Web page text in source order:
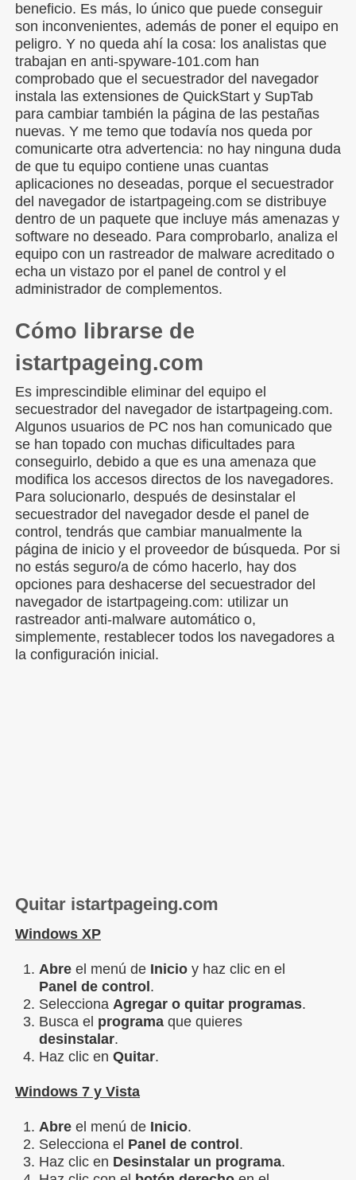
beneficio. Es más, lo único que puede conseguir
son inconvenientes, además de poner el equipo en
peligro. Y no queda ahí la cosa: los analistas que
trabajan en anti-spyware-101.com han
comprobado que el secuestrador del navegador
instala las extensiones de QuickStart y SupTab
para cambiar también la página de las pestañas
nuevas. Y me temo que todavía nos queda por
comunicarte otra advertencia: no hay ninguna duda
de que tu equipo contiene unas cuantas
aplicaciones no deseadas, porque el secuestrador
del navegador de istartpageing.com se distribuye
dentro de un paquete que incluye más amenazas y
software no deseado. Para comprobarlo, analiza el
equipo con un rastreador de malware acreditado o
echa un vistazo por el panel de control y el
administrador de complementos.
Cómo librarse de
istartpageing.com
Es imprescindible eliminar del equipo el
secuestrador del navegador de istartpageing.com.
Algunos usuarios de PC nos han comunicado que
se han topado con muchas dificultades para
conseguirlo, debido a que es una amenaza que
modifica los accesos directos de los navegadores.
Para solucionarlo, después de desinstalar el
secuestrador del navegador desde el panel de
control, tendrás que cambiar manualmente la
página de inicio y el proveedor de búsqueda. Por si
no estás seguro/a de cómo hacerlo, hay dos
opciones para deshacerse del secuestrador del
navegador de istartpageing.com: utilizar un
rastreador anti-malware automático o,
simplemente, restablecer todos los navegadores a
la configuración inicial.
Quitar istartpageing.com
Windows XP
Abre el menú de Inicio y haz clic en el
Panel de control .
Selecciona Agregar o quitar programas.
Busca el programa que quieres
desinstalar.
Haz clic en Quitar.
Windows 7 y Vista
Abre el menú de Inicio.
Selecciona el Panel de control .
Haz clic en Desinstalar un programa.